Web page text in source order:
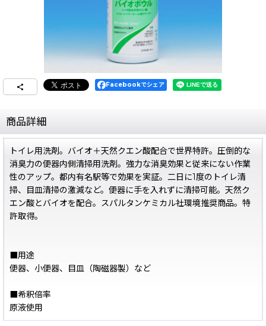
Facebookでシェア
商品詳細
トイレ用洗剤。バイオ＋天然クエン酸配合で世界特許。圧倒的な
消臭力の便器内側清掃用洗剤。強力な消臭効果と従来にない作業
性のアップ。都内有名駅等で効果を実証。二日に1度のトイレ清
掃、目皿清掃の激減など。便器に手を入れずに清掃可能。天然ク
エン酸とバイオを配合。スパルタンケミカル社環境推奨商品。特
許取得。
■用途
便器、小便器、目皿（陶磁器製）など
■希釈倍率
原液使用